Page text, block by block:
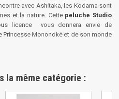
avec Ashitaka, les Kodama sont
et la nature. Cette peluche Studio
licence vous donnera envie de
Princesse Mononoké et de son monde
la même catégorie :